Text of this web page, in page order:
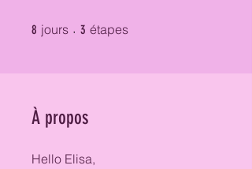
8 jours 8 jours
3 étapes
À propos
Hello Elisa,